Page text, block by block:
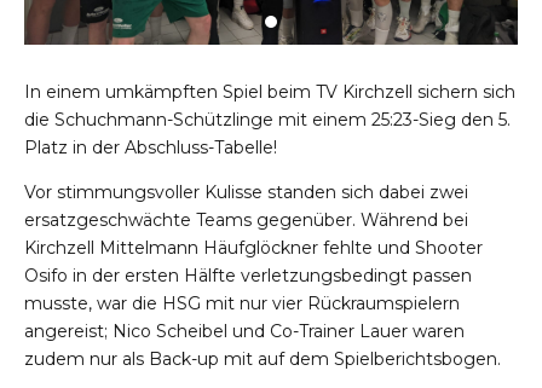
In einem umkämpften Spiel beim TV Kirchzell sichern sich
die Schuchmann-Schützlinge mit einem 25:23-Sieg den 5.
Platz in der Abschluss-Tabelle!
Vor stimmungsvoller Kulisse standen sich dabei zwei
ersatzgeschwächte Teams gegenüber. Während bei
Kirchzell Mittelmann Häufglöckner fehlte und Shooter
Osifo in der ersten Hälfte verletzungsbedingt passen
musste, war die HSG mit nur vier Rückraumspielern
angereist; Nico Scheibel und Co-Trainer Lauer waren
zudem nur als Back-up mit auf dem Spielberichtsbogen.